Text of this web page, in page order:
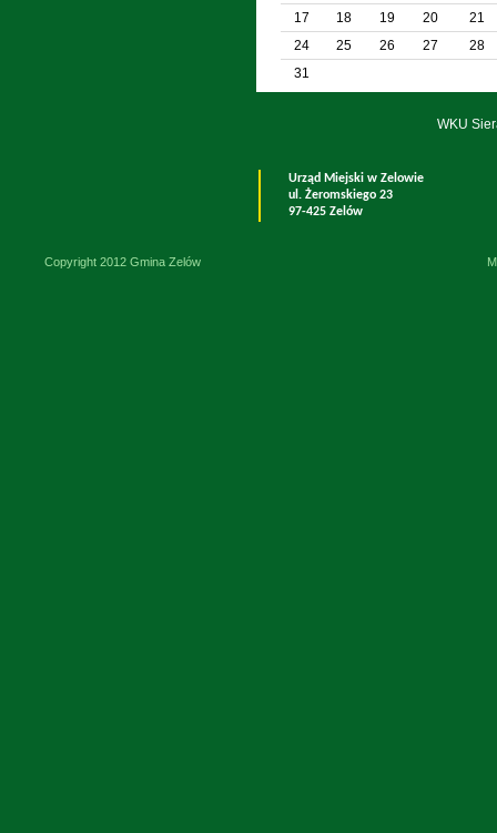
17
18 19 20
21
24
25 26 27
28
31
WKU
Urząd Miejski w Zelowie
ul. Żeromskiego 23
97-425 Zelów
Copyright 2012 Gmina Zelów